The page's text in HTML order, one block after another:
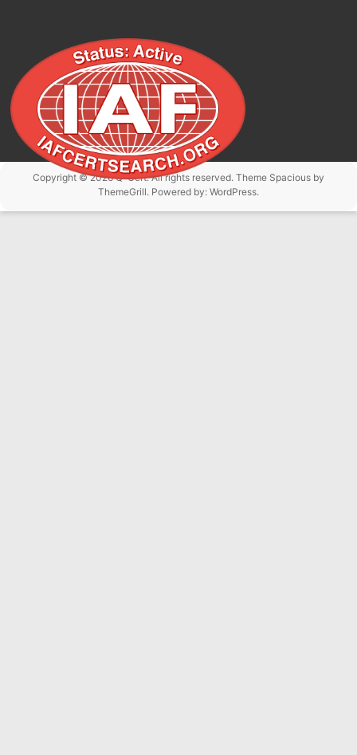
Copyright © 2026Q-Cert. All rights reserved. Theme Spaciousby
ThemeGrill. Powered by: WordPress.